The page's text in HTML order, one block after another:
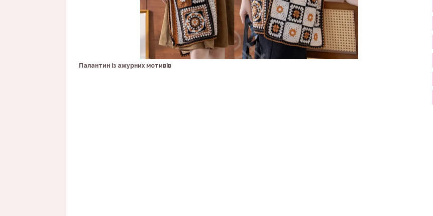
Палантин із ажурних мотивів